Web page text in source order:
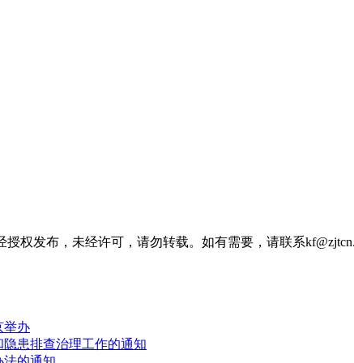
授权发布，未经许可，请勿转载。如有需要，请联系
举办
患排查治理工作的通知